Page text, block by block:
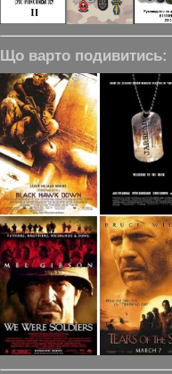
Що варто подивитись: